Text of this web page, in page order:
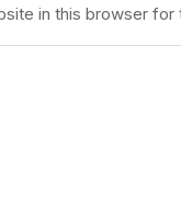
in this browser